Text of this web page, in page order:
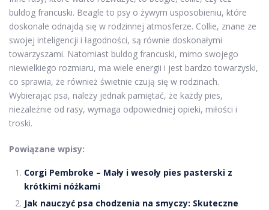
buldog francuski. Beagle to psy o żywym usposobieniu, które
doskonale odnajdą się w rodzinnej atmosferze. Collie, znane ze
swojej inteligencji i łagodności, są równie doskonałymi
towarzyszami. Natomiast buldog francuski, mimo swojego
niewielkiego rozmiaru, ma wiele energii i jest bardzo towarzyski,
co sprawia, że również świetnie czują się w rodzinach.
Wybierając psa, należy jednak pamiętać, że każdy pies,
niezależnie od rasy, wymaga odpowiedniej opieki, miłości i
troski.
Powiązane wpisy:
Corgi Pembroke – Mały i wesoły pies pasterski z
krótkimi nóżkami
Jak nauczyć psa chodzenia na smyczy: Skuteczne